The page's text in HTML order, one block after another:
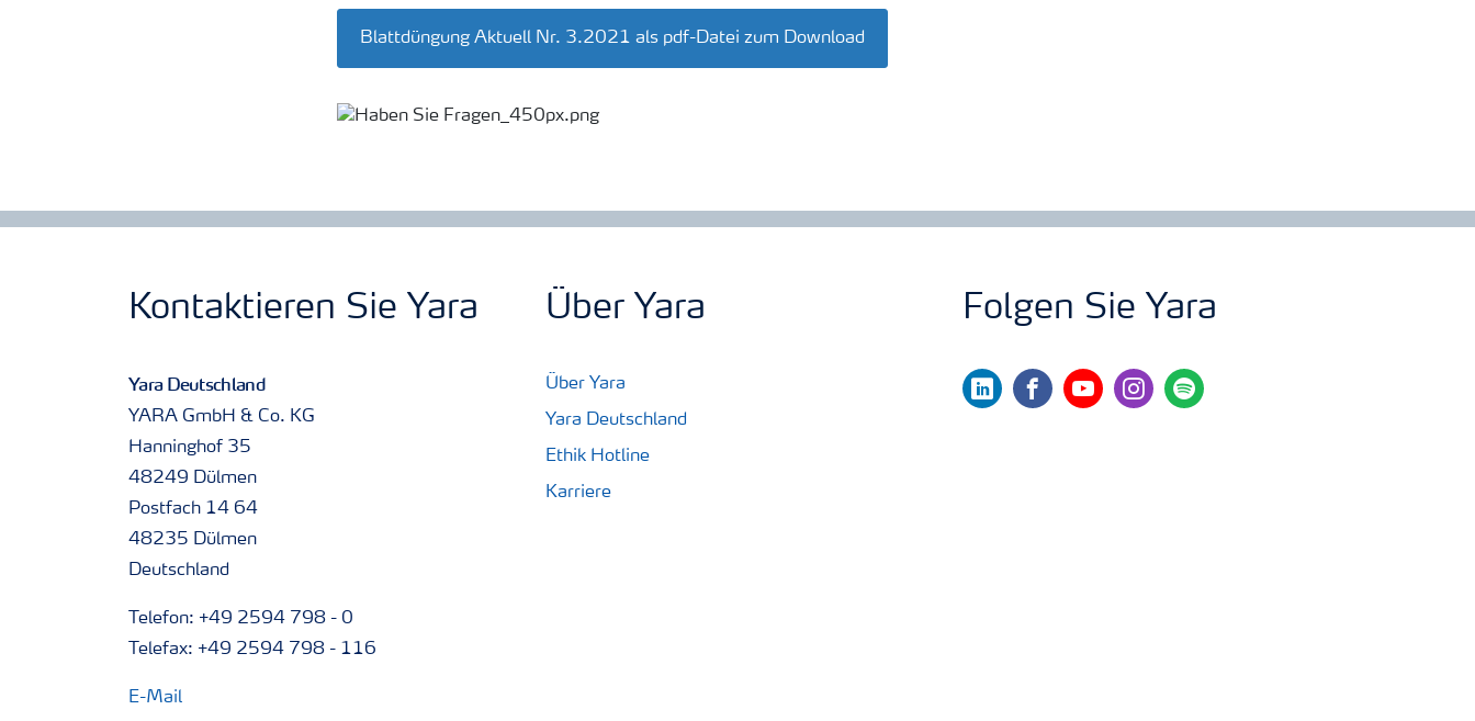
Blattdüngung Aktuell Nr. 3.2021 als pdf-Datei zum Download
Kontaktieren Sie Yara
Yara Deutschland
YARA GmbH & Co. KG
Hanninghof 35
48249 Dülmen
Postfach 14 64
48235 Dülmen
Deutschland
Telefon: +49 2594 798 - 0
Telefax: +49 2594 798 - 116
E-Mail
Über Yara
Über Yara
Yara Deutschland
Ethik Hotline
Karriere
Folgen Sie Yara
linkedinfacebookyoutubeinstagram
spotify